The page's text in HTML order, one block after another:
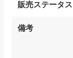
販売ステータス
備考